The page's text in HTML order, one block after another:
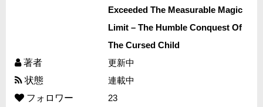
Exceeded The Measurable Magic
Limit – The Humble Conquest Of
The Cursed Child
著者
更新中
状態
連載中
フォロワー
23